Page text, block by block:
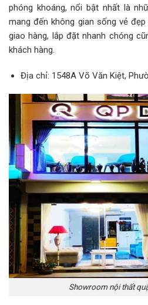
phóng khoáng, nổi bật nhất là
mang đến không gian sống vẻ
giao hàng, lắp đặt nhanh chóng
khách hàng.
Địa chỉ: 1548A Võ Văn Kiệt,
Showroom nội thất